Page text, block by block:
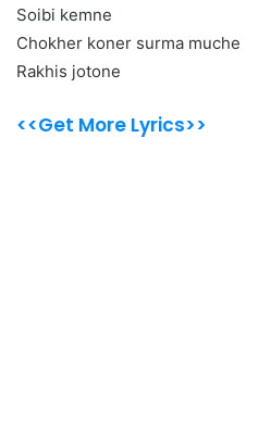
Soibi kemne
Chokher koner surma muche
Rakhis jotone
<<Get More Lyrics>>